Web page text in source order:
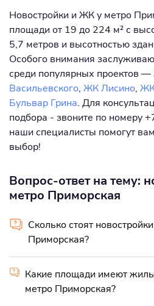
Новостройки и ЖК у метро
площади от 19 до 224 м² с
5,7 метров и высотностью
Особого внимания
среди популярных проектов —
Васильевского, ЖК Лисино,
Бульвар Грина. Для
подбора - звоните по номеру
наши специалисты помогут
выбор!
Вопрос-ответ на тему:
метро Приморская
Сколько стоят
Приморская?
Какие площади имеют
метро Приморская?